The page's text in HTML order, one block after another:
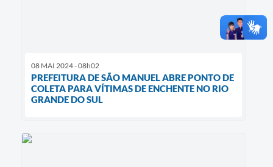
08 MAI 2024 - 08h02
PREFEITURA DE SÃO MANUEL ABRE PONTO DE
COLETA PARA VÍTIMAS DE ENCHENTE NO RIO
GRANDE DO SUL